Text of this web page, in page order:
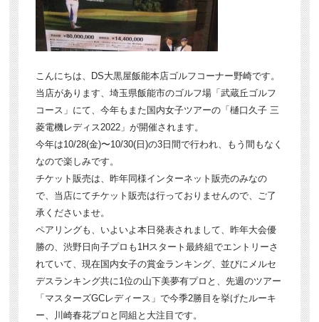
こんにちは、DS大黒屋飯能本店ゴルフコーナー野崎です。
当店があります、埼玉県飯能市のゴルフ場「武蔵丘ゴルフ
コース」にて、今年もまた国内女子ツアーの「樋口久子 三
菱電機レディス2022」が開催されます。
今年は10/28(金)〜10/30(日)の3日間で行われ、もう間もなく
なので楽しみです。
チケット販売は、昨年同様インターネット販売のみなの
で、当店にてチケット販売は行っておりませんので、ご了
承くださいませ。
ペアリングも、いよいよ本日発表されまして、昨年大会優
勝の、渋野日向子プロも1Hスタート最終組でエントリーさ
れていて、現在国内女子の賞金ランキング、並びにメルセ
デスランキング共に1位の山下美夢有プロと、先週のツアー
「マスターズGCレディース」で今季2勝目を挙げたルーキ
ー、川崎春花プロと同組と大注目です。